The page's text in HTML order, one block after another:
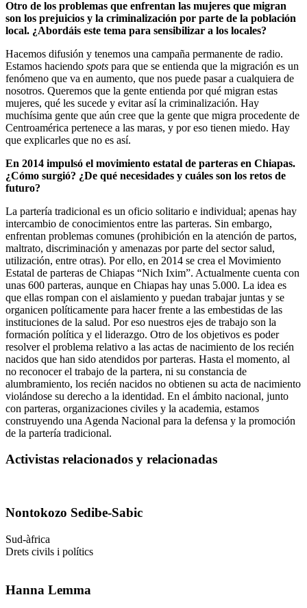
Otro de los problemas que enfrentan las mujeres que migran
son los prejuicios y la criminalización por parte de la población
local. ¿Abordáis este tema para sensibilizar a los locales?
Hacemos difusión y tenemos una campaña permanente de radio.
Estamos haciendo spots para que se entienda que la migración es un
fenómeno que va en aumento, que nos puede pasar a cualquiera de
nosotros. Queremos que la gente entienda por qué migran estas
mujeres, qué les sucede y evitar así la criminalización. Hay
muchísima gente que aún cree que la gente que migra procedente de
Centroamérica pertenece a las maras, y por eso tienen miedo. Hay
que explicarles que no es así.
En 2014 impulsó el movimiento estatal de parteras en Chiapas.
¿Cómo surgió? ¿De qué necesidades y cuáles son los retos de
futuro?
La partería tradicional es un oficio solitario e individual; apenas hay
intercambio de conocimientos entre las parteras. Sin embargo,
enfrentan problemas comunes (prohibición en la atención de partos,
maltrato, discriminación y amenazas por parte del sector salud,
utilización, entre otras). Por ello, en 2014 se crea el Movimiento
Estatal de parteras de Chiapas “Nich Ixim”. Actualmente cuenta con
unas 600 parteras, aunque en Chiapas hay unas 5.000. La idea es
que ellas rompan con el aislamiento y puedan trabajar juntas y se
organicen políticamente para hacer frente a las embestidas de las
instituciones de la salud. Por eso nuestros ejes de trabajo son la
formación política y el liderazgo. Otro de los objetivos es poder
resolver el problema relativo a las actas de nacimiento de los recién
nacidos que han sido atendidos por parteras. Hasta el momento, al
no reconocer el trabajo de la partera, ni su constancia de
alumbramiento, los recién nacidos no obtienen su acta de nacimiento
violándose su derecho a la identidad. En el ámbito nacional, junto
con parteras, organizaciones civiles y la academia, estamos
construyendo una Agenda Nacional para la defensa y la promoción
de la partería tradicional.
Activistas relacionados y relacionadas
Nontokozo Sedibe-Sabic
Sud-àfrica
Drets civils i polítics
Hanna Lemma